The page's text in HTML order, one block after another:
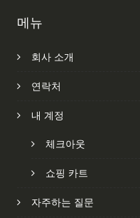
메뉴
회사 소개
연락처
내 계정
체크아웃
쇼핑 카트
자주하는 질문